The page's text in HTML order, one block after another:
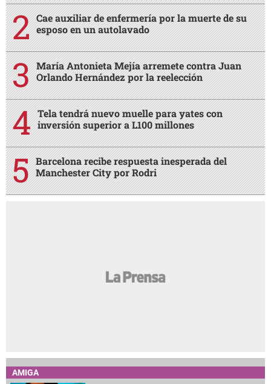
Cae auxiliar de enfermería por la muerte de su
esposo en un autolavado
María Antonieta Mejía arremete contra Juan
Orlando Hernández por la reelección
Tela tendrá nuevo muelle para yates con
inversión superior a L100 millones
Barcelona recibe respuesta inesperada del
Manchester City por Rodri
AMIGA